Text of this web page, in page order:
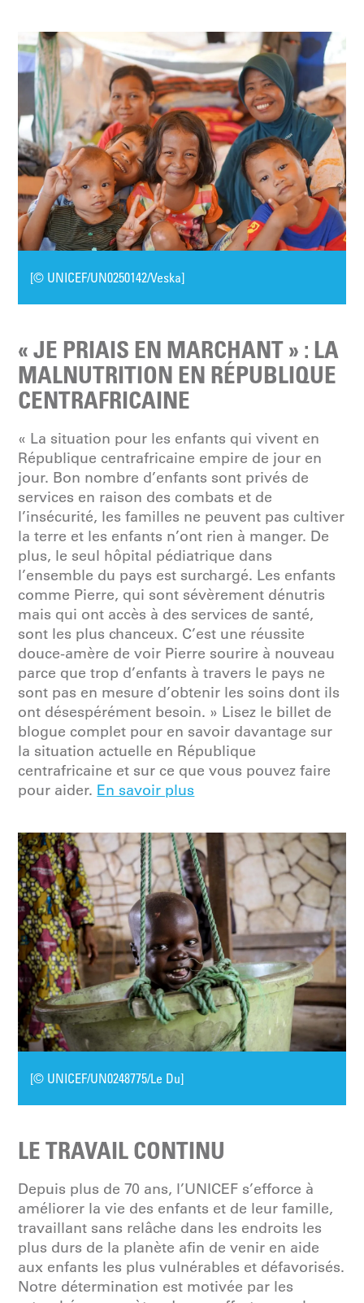
[© UNICEF/UN0250142/Veska]
« JE PRIAIS EN MARCHANT » : LA
MALNUTRITION EN RÉPUBLIQUE
CENTRAFRICAINE
« La situation pour les enfants qui vivent en
République centrafricaine empire de jour en
jour. Bon nombre d’enfants sont privés de
services en raison des combats et de
l’insécurité, les familles ne peuvent pas cultiver
la terre et les enfants n’ont rien à manger. De
plus, le seul hôpital pédiatrique dans
l’ensemble du pays est surchargé. Les enfants
comme Pierre, qui sont sévèrement dénutris
mais qui ont accès à des services de santé,
sont les plus chanceux. C’est une réussite
douce-amère de voir Pierre sourire à nouveau
parce que trop d’enfants à travers le pays ne
sont pas en mesure d’obtenir les soins dont ils
ont désespérément besoin. » Lisez le billet de
blogue complet pour en savoir davantage sur
la situation actuelle en République
centrafricaine et sur ce que vous pouvez faire
pour aider. En savoir plus
[© UNICEF/UN0248775/Le Du]
LE TRAVAIL CONTINU
Depuis plus de 70 ans, l’UNICEF s’efforce à
améliorer la vie des enfants et de leur famille,
travaillant sans relâche dans les endroits les
plus durs de la planète afin de venir en aide
aux enfants les plus vulnérables et défavorisés.
Notre détermination est motivée par les